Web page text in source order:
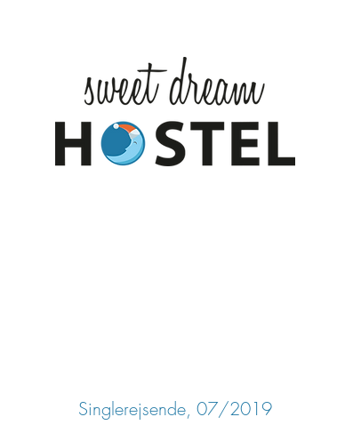
Singlerejsende, 07/2019